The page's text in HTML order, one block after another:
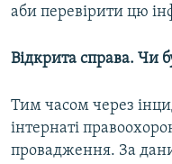
аби перевірити цю
Відкрита справа. Чи
Тим часом через
інтернаті
провадження. За